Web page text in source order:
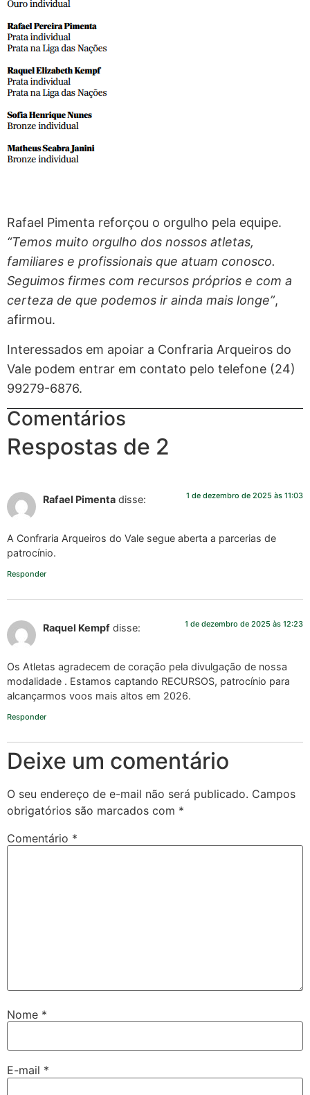
Rafael Pimenta reforçou o orgulho pela equipe.
“Temos muito orgulho dos nossos atletas,
familiares e profissionais que atuam conosco.
Seguimos firmes com recursos próprios e com a
certeza de que podemos ir ainda mais longe”,
afirmou.
Interessados em apoiar a Confraria Arqueiros do
Vale podem entrar em contato pelo telefone (24)
99279-6876.
Comentários
Respostas de 2
Rafael Pimenta disse: 1 de dezembro de 2025 às 11:03
A Confraria Arqueiros do Vale segue aberta a parcerias de
patrocínio.
Responder
Raquel Kempf disse: 1 de dezembro de 2025 às 12:23
Os Atletas agradecem de coração pela divulgação de nossa
modalidade . Estamos captando RECURSOS, patrocínio para
alcançarmos voos mais altos em 2026.
Responder
Deixe um comentário
O seu endereço de e-mail não será publicado. Campos
obrigatórios são marcados com *
Comentário *
Nome *
E-mail *